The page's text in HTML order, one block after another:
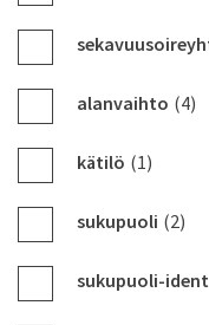
alanvaihto (4)
kätilö (1)
sukupuoli (2)
sukupuoli-